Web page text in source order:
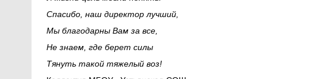
Спасибо, наш директор лучший,
Мы благодарны Вам за все,
Не знаем, где берет силы
Тянуть такой тяжелый воз!